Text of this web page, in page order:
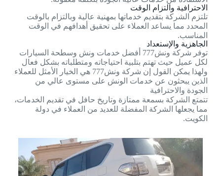
الاحترافية والتزام الوقت
تلتزم الشركة بتقديم خدماتها بمهنية عالية وبالتزام بالوقت
المحدد مما يساعد العملاء على تحقيق أهدافهم في الوقت
المناسب.
الجاهزية والإستعداد
توفر شركة ونش777 أفضل خدمات ونش وسطحة السيارات
لكل عميل حيث تهتم بتلبية احتياجاته ومتطلباته بشكل فعال
ولهذا يمكن القول إن شركة ونش777 هي الخيار الأمثل للعملاء
الذين يبحثون عن خدمات الونش على مستوى عالي من
الجودة والاحترافية
تتمتع الشركة بسمعة ممتازة وتاريخ حافل في تقديم الخدمات،
مما يجعلها الشركة المفضلة للعديد من العملاء في دولة
الكويت.